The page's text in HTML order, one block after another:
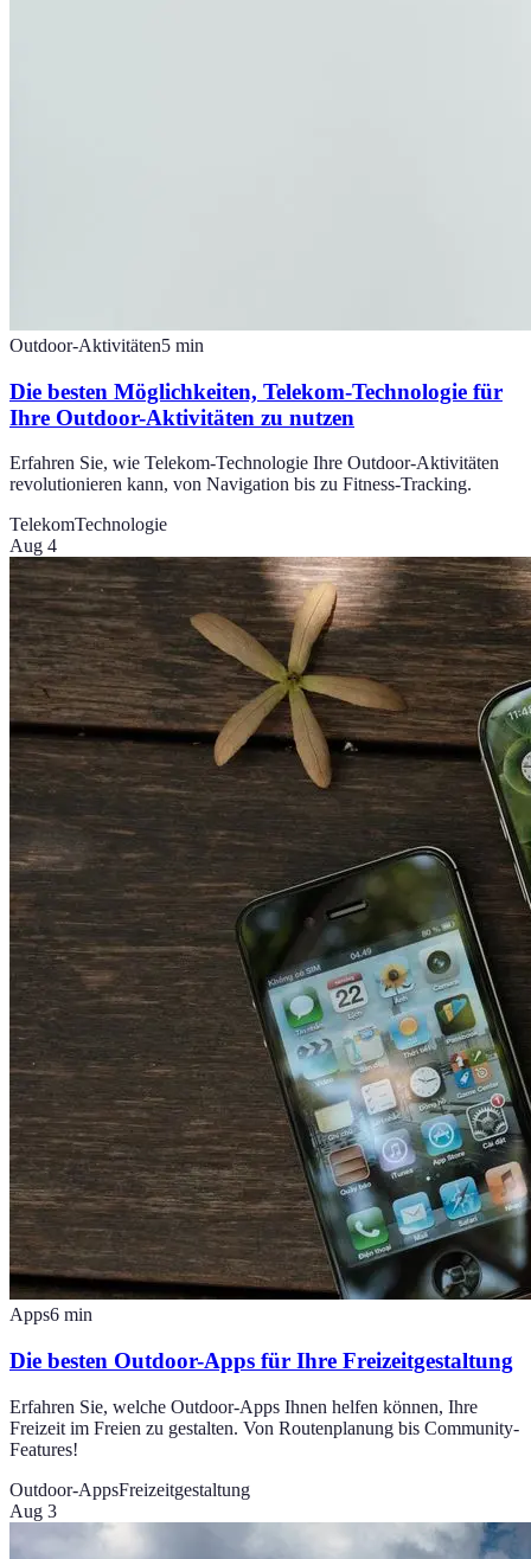
Outdoor-Aktivitäten5 min
Die besten Möglichkeiten, Telekom-Technologie für
Ihre Outdoor-Aktivitäten zu nutzen
Erfahren Sie, wie Telekom-Technologie Ihre Outdoor-Aktivitäten
revolutionieren kann, von Navigation bis zu Fitness-Tracking.
TelekomTechnologie
Aug 4
Apps6 min
Die besten Outdoor-Apps für Ihre Freizeitgestaltung
Erfahren Sie, welche Outdoor-Apps Ihnen helfen können, Ihre
Freizeit im Freien zu gestalten. Von Routenplanung bis Community-
Features!
Outdoor-AppsFreizeitgestaltung
Aug 3